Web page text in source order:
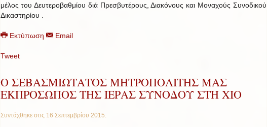
μέλος του Δευτεροβαθμίου διά Πρεσβυτέρους, Διακόνους και Μοναχούς Συνοδικού
Δικαστηρίου .
Εκτύπωση Email
Tweet
Ο ΣΕΒΑΣΜΙΩΤΑΤΟΣ ΜΗΤΡΟΠΟΛΙΤΗΣ ΜΑΣ
ΕΚΠΡΟΣΩΠΟΣ ΤΗΣ ΙΕΡΑΣ ΣΥΝΟΔΟΥ ΣΤΗ ΧΙΟ
Συντάχθηκε στις 16 Σεπτεμβρίου 2015